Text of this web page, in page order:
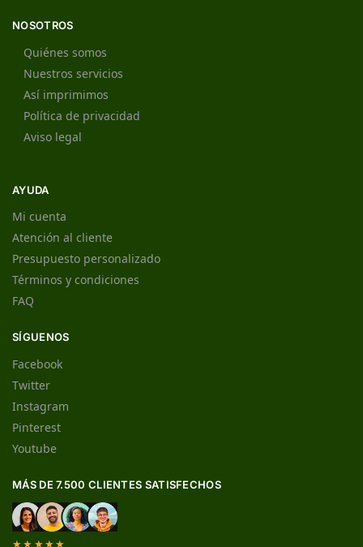
NOSOTROS
Quiénes somos
Nuestros servicios
Así imprimimos
Política de privacidad
Aviso legal
AYUDA
Mi cuenta
Atención al cliente
Presupuesto personalizado
Términos y condiciones
FAQ
SÍGUENOS
Facebook
Twitter
Instagram
Pinterest
Youtube
MÁS DE 7.500 CLIENTES SATISFECHOS